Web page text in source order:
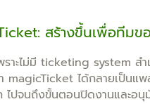
สร้างขึ้นเพื่อทีมข
าะไม่มี ticketing system ส
magicTicket ได้กลายเป็น
ไปจนถึงขั้นตอนปิดงานและอ